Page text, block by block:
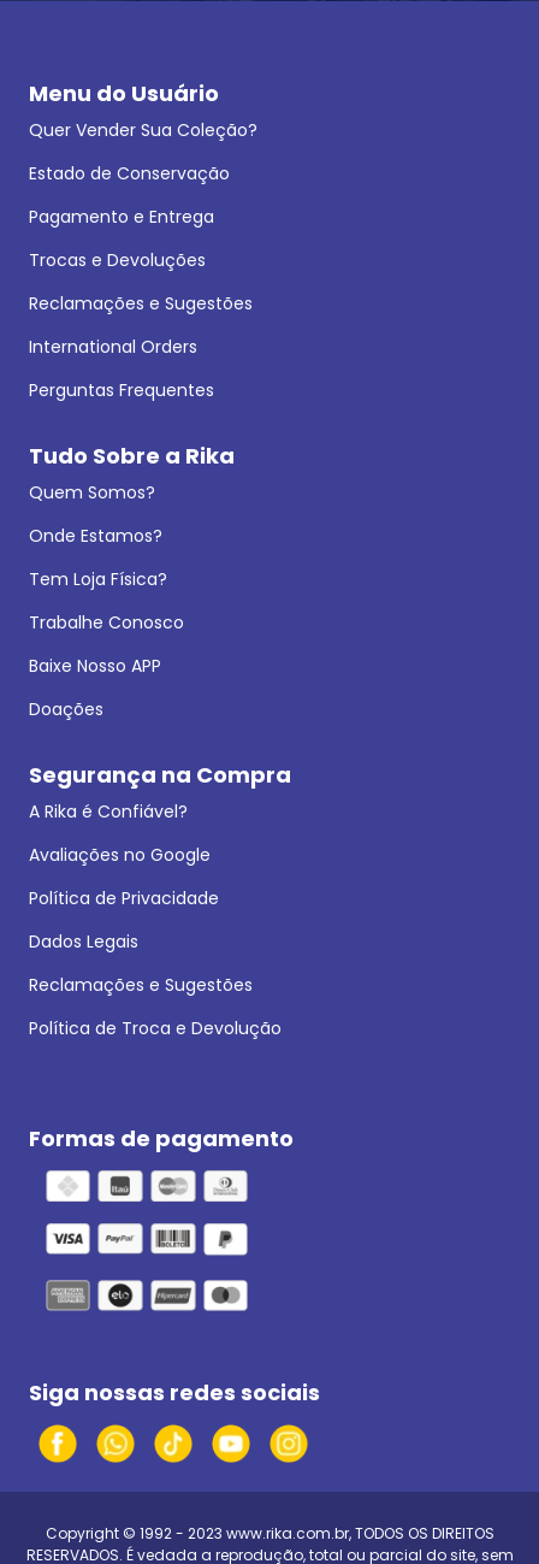
Menu do Usuário
Quer Vender Sua Coleção?
Estado de Conservação
Pagamento e Entrega
Trocas e Devoluções
Reclamações e Sugestões
International Orders
Perguntas Frequentes
Tudo Sobre a Rika
Quem Somos?
Onde Estamos?
Tem Loja Física?
Trabalhe Conosco
Baixe Nosso APP
Doações
Segurança na Compra
A Rika é Confiável?
Avaliações no Google
Política de Privacidade
Dados Legais
Reclamações e Sugestões
Política de Troca e Devolução
Formas de pagamento
Siga nossas redes sociais
Copyright © 1992 - 2023 www.rika.com.br, TODOS OS DIREITOS
RESERVADOS. É vedada a reprodução, total ou parcial do site, sem